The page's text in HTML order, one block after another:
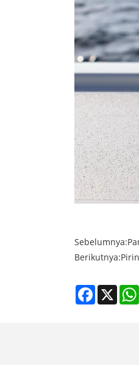
Sebelumnya:
Berikutnya:
Facebook
X